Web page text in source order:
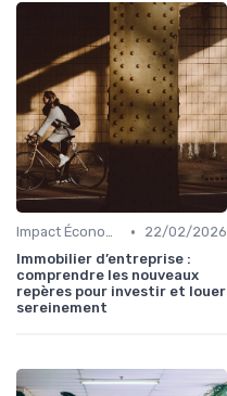
Impact Économique et Financier •
22/02/2026
Immobilier d’entreprise :
comprendre les nouveaux
repères pour investir et louer
sereinement